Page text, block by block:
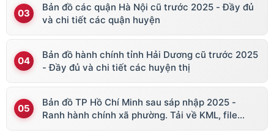
Bản đồ các quận Hà Nội cũ trước 2025 - Đầy đủ
và chi tiết các quận huyện
Bản đồ hành chính tỉnh Hải Dương cũ trước 2025
- Đầy đủ và chi tiết các huyện thị
Bản đồ TP Hồ Chí Minh sau sáp nhập 2025 -
Ranh hành chính xã phường. Tải về KML, file